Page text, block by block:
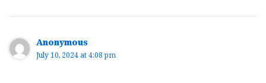
Anonymous
July 10, 2024 at 4:08 pm